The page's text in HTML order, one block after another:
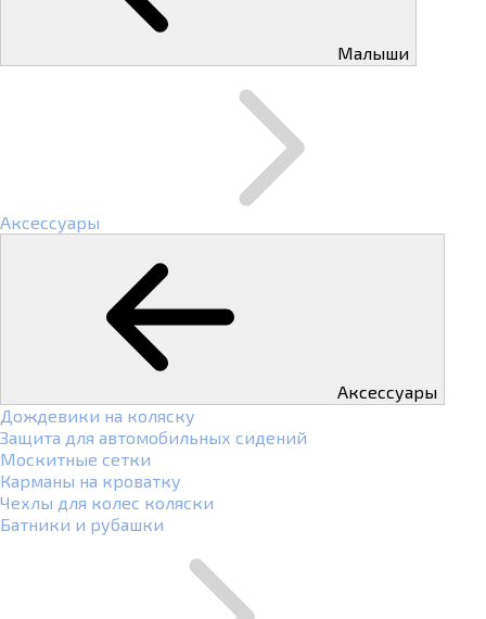
Малыши
Аксессуары
Аксессуары
Дождевики на коляску
Защита для автомобильных сидений
Москитные сетки
Карманы на кроватку
Чехлы для колес коляски
Батники и рубашки